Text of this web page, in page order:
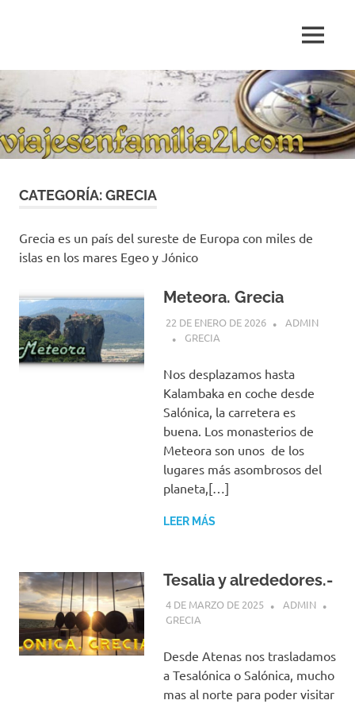
de
de
viajes
personales
MENÚ
CATEGORÍA:GRECIA
Grecia es un país del sureste de Europa con miles de
islas en los mares Egeo y Jónico
Meteora. Grecia
22 DE ENERO DE 2026
ADMIN
GRECIA
Nos desplazamos hasta
Kalambaka en coche desde
Salónica, la carretera es
buena. Los monasterios de
Meteora son unos de los
lugares más asombrosos del
planeta,[…]
LEER MÁS
Tesalia y alrededores.-
4 DE MARZO DE 2025
ADMIN
GRECIA
Desde Atenas nos trasladamos
a Tesalónica o Salónica, mucho
mas al norte para poder visitar